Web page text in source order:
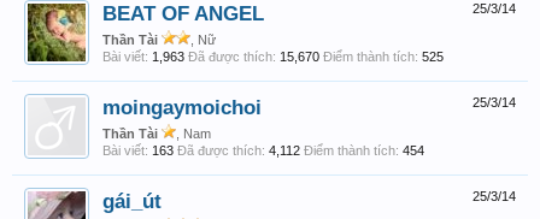
25/3/14
BEAT OF ANGEL
Thần Tài
, Nữ
Bài viết: 1,963 Đã được thích: 15,670 Điểm thành tích: 525
25/3/14
moingaymoichoi
Thần Tài
, Nam
Bài viết: 163 Đã được thích: 4,112 Điểm thành tích: 454
25/3/14
gái_út